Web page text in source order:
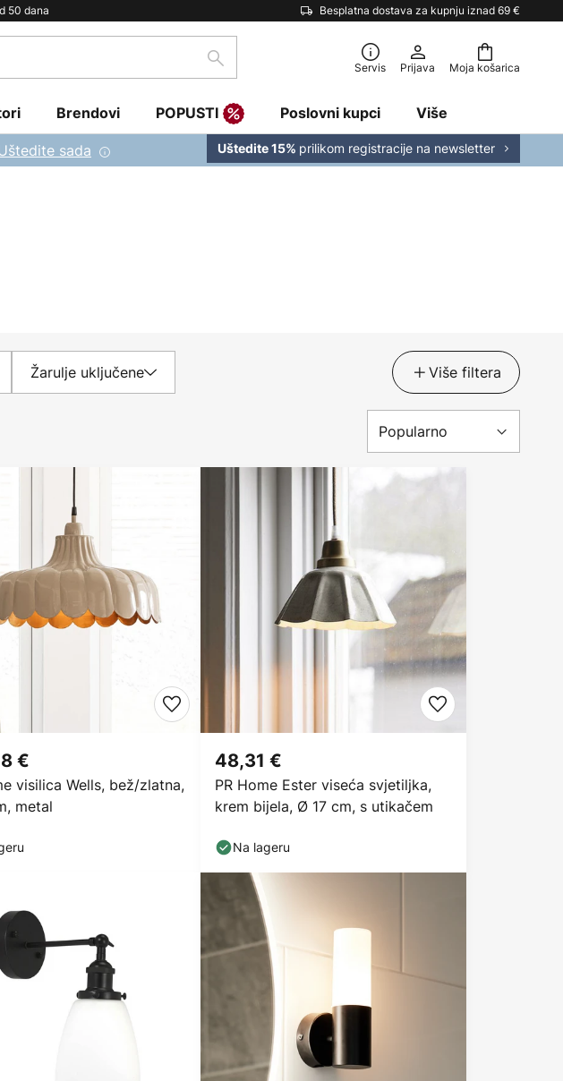
50 dana Besplatna dostava za kupnju iznad 69 €
Moja košarica
traži Servis Prijava
Brendovi POPUSTI Poslovni kupci Više
sada Uštedite 15% prilikom registracije na newsletter
Žarulje uključene Više filtera
visilica Wells, bež/zlatna,
metal
€
PR Home Ester viseća svjetiljka,
krem bijela, Ø 17 cm, s utikačem
48,31 €
Na lageru